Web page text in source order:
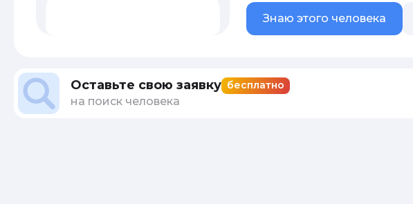
Знаю этого человека
Оставьте свою заявку бесплатно
на поиск человека